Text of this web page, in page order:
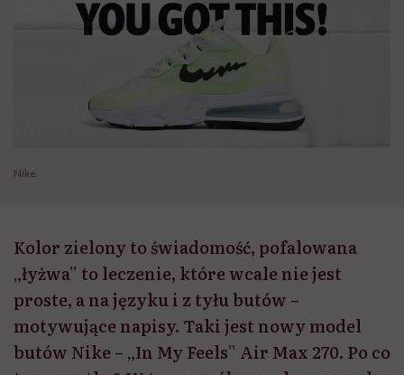
Nike
Kolor zielony to świadomość, pofalowana
„łyżwa” to leczenie, które wcale nie jest
proste, a na języku i z tyłu butów –
motywujące napisy. Taki jest nowy model
butów Nike – „In My Feels” Air Max 270. Po co